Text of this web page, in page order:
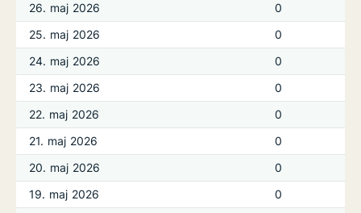
26. maj 2026
0
25. maj 2026
0
24. maj 2026
0
23. maj 2026
0
22. maj 2026
0
21. maj 2026
0
20. maj 2026
0
19. maj 2026
0